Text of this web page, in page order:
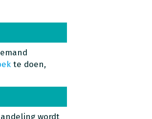
te doen,
wordt